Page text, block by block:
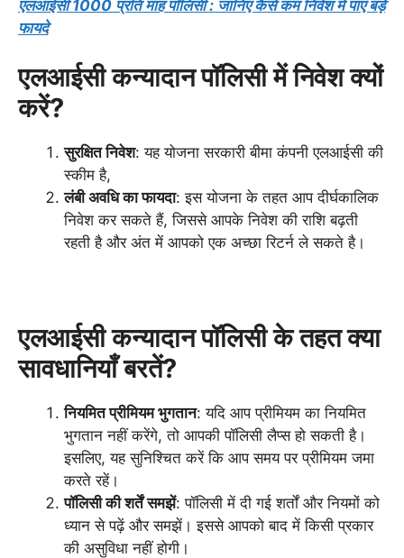
एलआईसी 1000 प्रति माह पॉलिसी : जानिए कैसे कम निवेश में पाएं बड़े
फायदे
एलआईसी कन्यादान पॉलिसी में निवेश क्यों
करें?
सुरक्षित निवेश: यह योजना सरकारी बीमा कंपनी एलआईसी की
स्कीम है,
लंबी अवधि का फायदा: इस योजना के तहत आप दीर्घकालिक
निवेश कर सकते हैं, जिससे आपके निवेश की राशि बढ़ती
रहती है और अंत में आपको एक अच्छा रिटर्न ले सकते है।
एलआईसी कन्यादान पॉलिसी के तहत क्या
सावधानियाँ बरतें?
नियमित प्रीमियम भुगतान: यदि आप प्रीमियम का नियमित
भुगतान नहीं करेंगे, तो आपकी पॉलिसी लैप्स हो सकती है।
इसलिए, यह सुनिश्चित करें कि आप समय पर प्रीमियम जमा
करते रहें।
पॉलिसी की शर्तें समझें: पॉलिसी में दी गई शर्तों और नियमों को
ध्यान से पढ़ें और समझें। इससे आपको बाद में किसी प्रकार
की असुविधा नहीं होगी।